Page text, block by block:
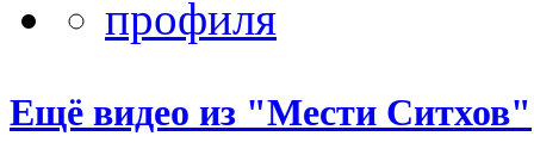
Ещё видео из "Мести Ситхов"